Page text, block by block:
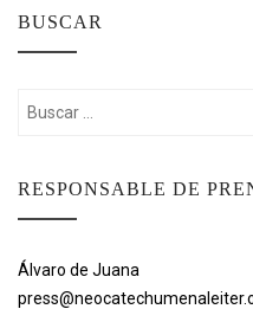
BUSCAR
Buscar:
RESPONSABLE DE
Álvaro de Juana